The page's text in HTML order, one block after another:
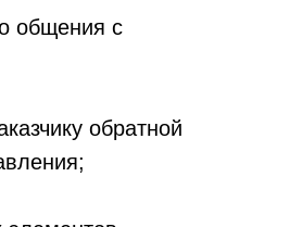
общения с
обратной